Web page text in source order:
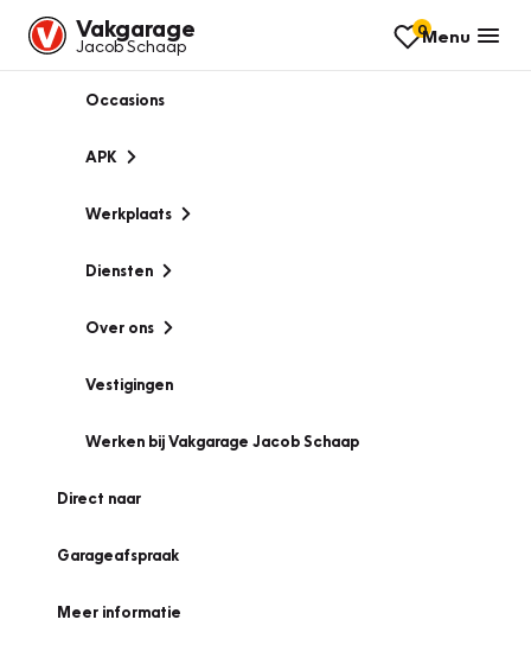
Vakgarage
Jacob Schaap
0Menu
Occasions
APK
Werkplaats
Diensten
Over ons
Vestigingen
Werken bij Vakgarage Jacob Schaap
Direct naar
Garageafspraak
Meer informatie